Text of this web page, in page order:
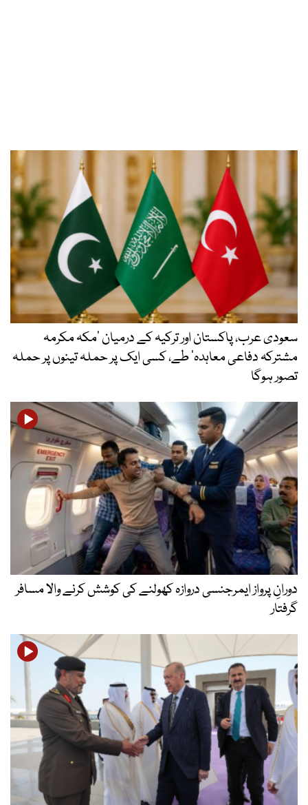
سعودی عرب، پاکستان اور ترکیہ کے درمیان ’مکہ مکرمہ
مشترکہ دفاعی معاہدہ‘ طے، کسی ایک پر حملہ تینوں پر حملہ
تصور ہوگا
دورانِ پرواز ایمرجنسی دروازہ کھولنے کی کوشش کرنے والا مسافر
گرفتار